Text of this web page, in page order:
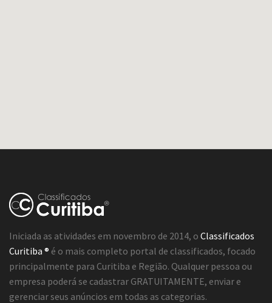
Iniciada as atividades em novembro de 2014, o Classificados
Curitiba ® é o mais completo portal de classificados, focado
principalmente para Curitiba e Região. Qualquer pessoa ou
empresa poderá se cadastrar GRATUITAMENTE, enviar e
gerenciar seus anúncios em todas as categorias.